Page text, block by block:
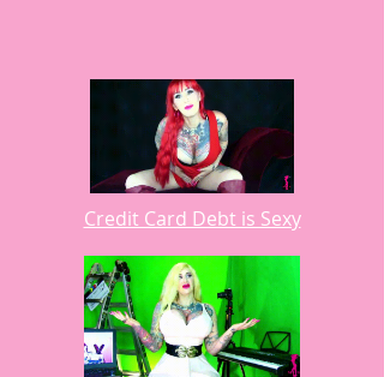
Credit Card Debt is Sexy